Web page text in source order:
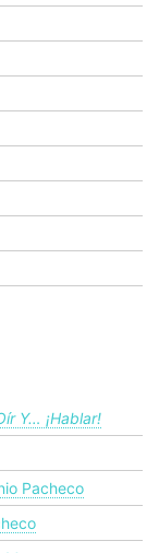
Y… ¡hablar!
Pacheco